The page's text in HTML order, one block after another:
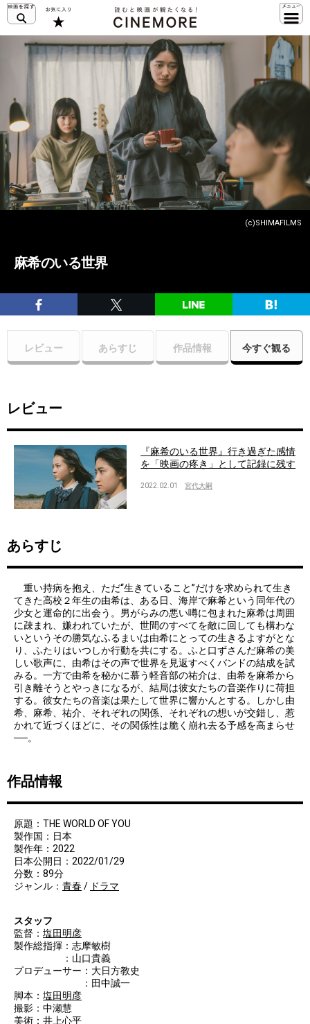
(c)SHIMAFILMS
麻希のいる世界
レビュー あらすじ 作品情報 今すぐ観る
レビュー
『麻希のいる世界』行き過ぎた感情
を「映画の疼き」として記録に残す
2022.02.01 宮代大嗣
あらすじ
重い持病を抱え、ただ“生きていること”だけを求められて生き
てきた高校２年生の由希は、ある日、海岸で麻希という同年代の
少女と運命的に出会う。男がらみの悪い噂に包まれた麻希は周囲
に疎まれ、嫌われていたが、世間のすべてを敵に回しても構わな
いというその勝気なふるまいは由希にとっての生きるよすがとな
り、ふたりはいつしか行動を共にする。ふと口ずさんだ麻希の美
しい歌声に、由希はその声で世界を見返すべくバンドの結成を試
みる。一方で由希を秘かに慕う軽音部の祐介は、由希を麻希から
引き離そうとやっきになるが、結局は彼女たちの音楽作りに荷担
する。彼女たちの音楽は果たして世界に響かんとする。しかし由
希、麻希、祐介、それぞれの関係、それぞれの想いが交錯し、惹
かれて近づくほどに、その関係性は脆く崩れ去る予感を高まらせ
──。
作品情報
原題：THE WORLD OF YOU
製作国：日本
製作年：2022
日本公開日：2022/01/29
分数：89分
ジャンル： 青春 / ドラマ
スタッフ
監督： 塩田明彦
製作総指揮：志摩敏樹
：山口貴義
プロデューサー：大日方教史
：田中誠一
脚本： 塩田明彦
撮影：中瀬慧
美術：井上心平